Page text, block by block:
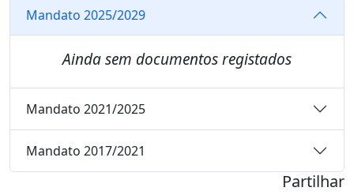
Mandato 2025/2029
Ainda sem documentos registados
Mandato 2021/2025
Mandato 2017/2021
Partilhar